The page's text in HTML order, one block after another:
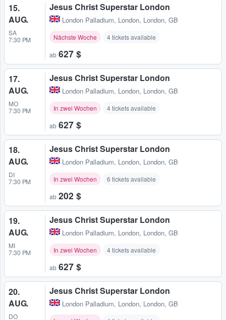
15.
AUG.
SA
7:30 PM
Jesus Christ Superstar London
London Palladium, London, London, GB
Nächste Woche 4 tickets available
ab 627 $
17.
AUG.
MO
7:30 PM
Jesus Christ Superstar London
London Palladium, London, London, GB
In zwei Wochen 4 tickets available
ab 627 $
18.
AUG.
DI
7:30 PM
Jesus Christ Superstar London
London Palladium, London, London, GB
In zwei Wochen 6 tickets available
ab 202 $
19.
AUG.
MI
7:30 PM
Jesus Christ Superstar London
London Palladium, London, London, GB
In zwei Wochen 4 tickets available
ab 627 $
20.
AUG.
DO
Jesus Christ Superstar London
London Palladium, London, London, GB